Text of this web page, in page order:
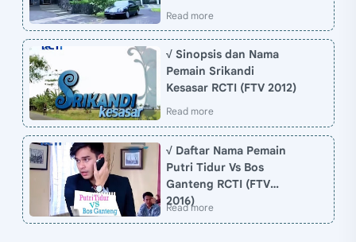
√ Sinopsis dan Nama
Pemain Srikandi
Kesasar RCTI (FTV 2012)
√ Daftar Nama Pemain
Putri Tidur Vs Bos
Ganteng RCTI (FTV
2016)